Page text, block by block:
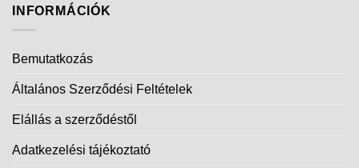
INFORMÁCIÓK
Bemutatkozás
Általános Szerződési Feltételek
Elállás a szerződéstől
Adatkezelési tájékoztató